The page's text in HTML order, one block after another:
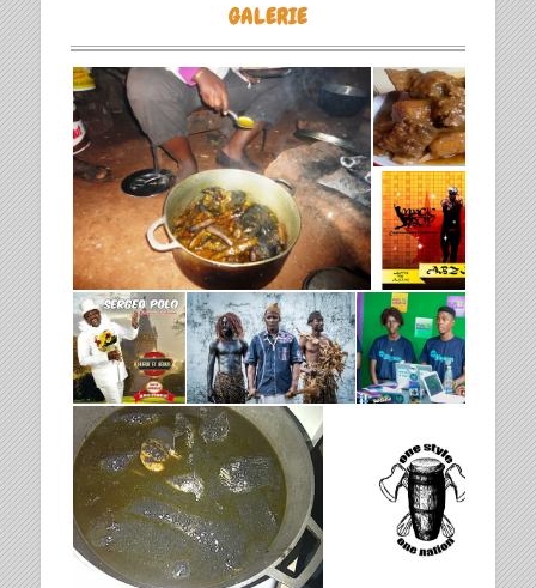
GALERIE